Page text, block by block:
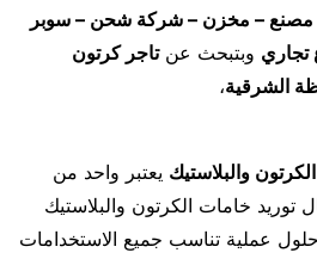
– مخزن – شركة شحن – سوبر
وبتبحث عنتاجر كرتون
الشرقية،
والبلاستيك يعتبر واحد من
توريد خامات الكرتون والبلاستيك
عملية تناسب جميع الاستخدامات